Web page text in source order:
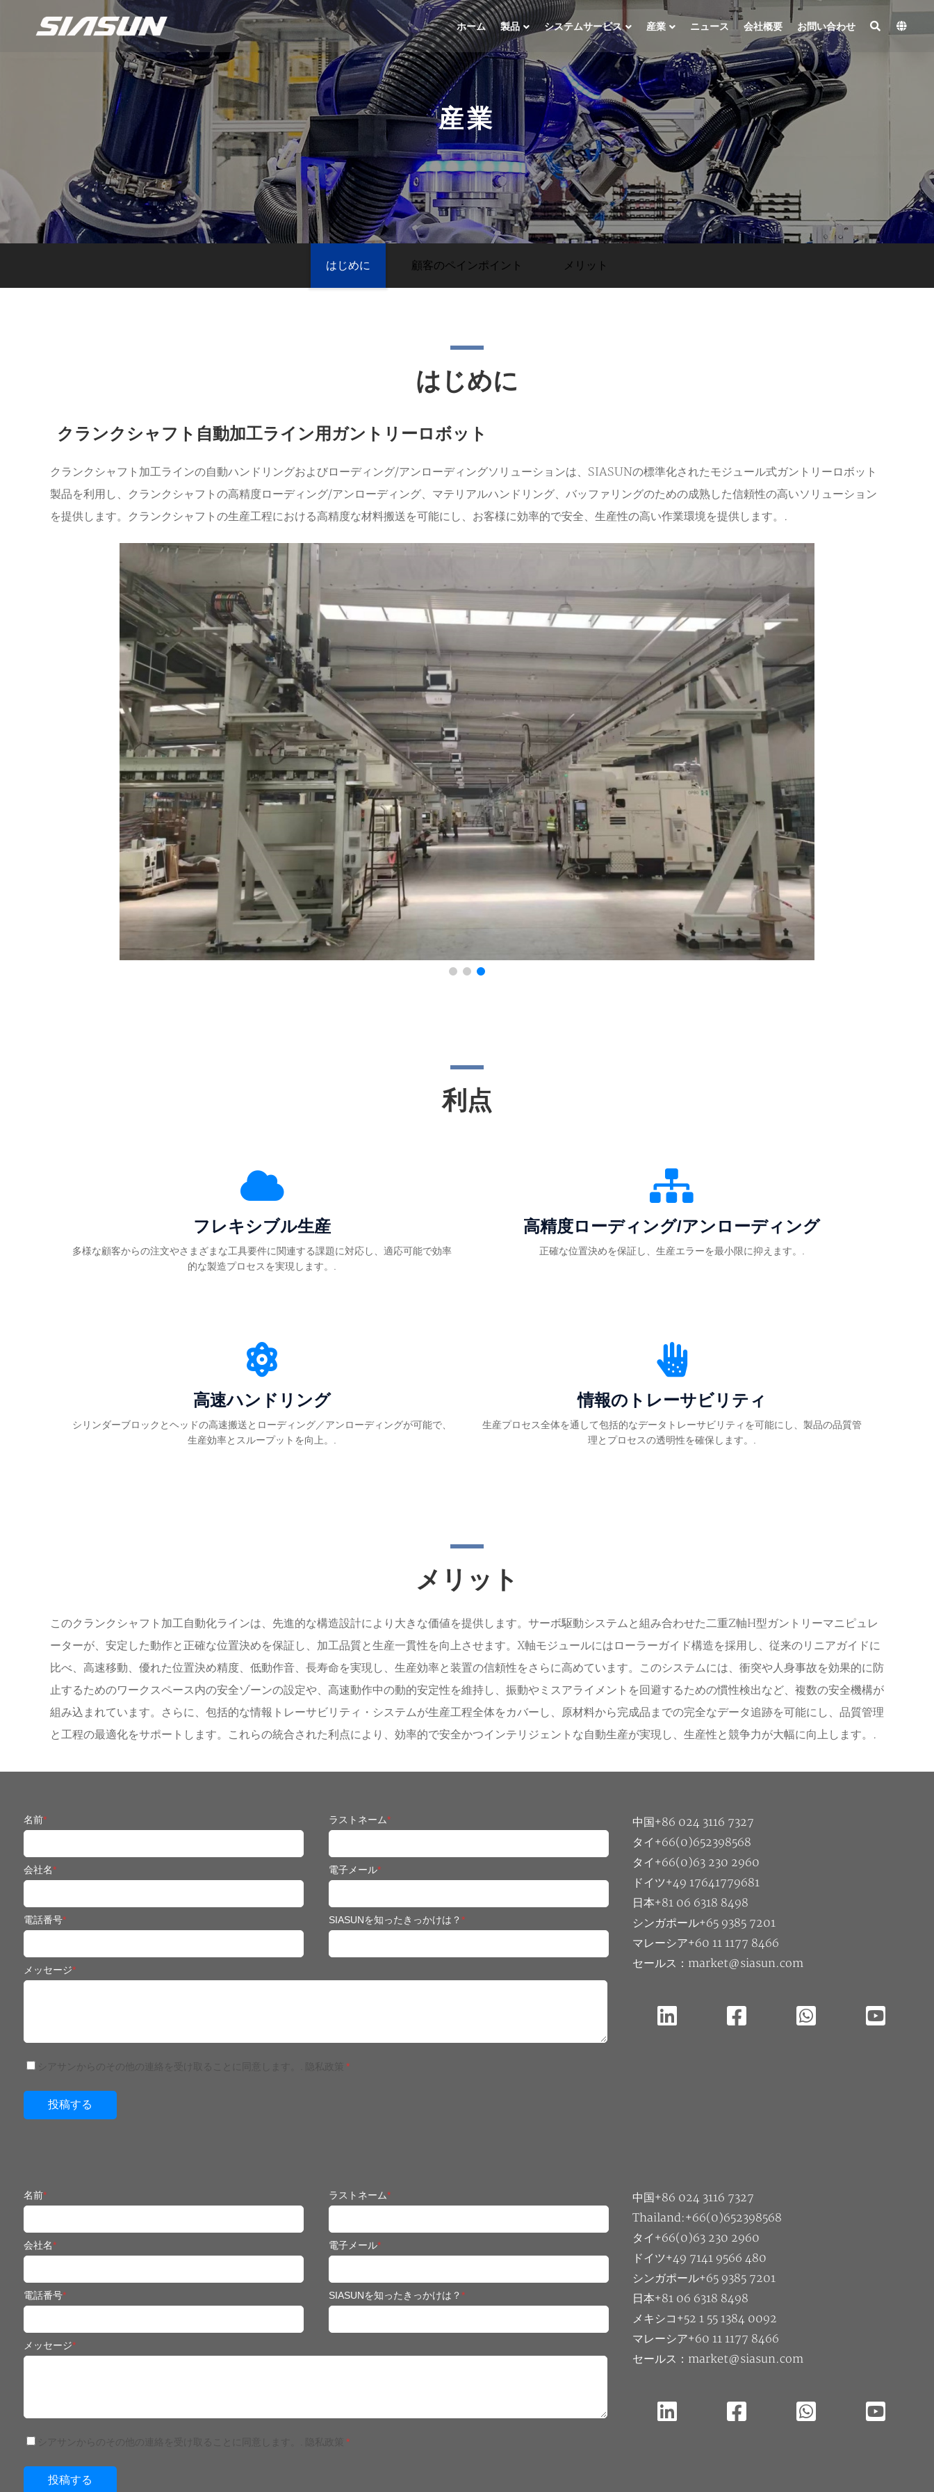
ホーム 製品 システムサービス 産業 ニュース 会社概要 お問い合わせ
産業
はじめに 顧客のペインポイント メリット
はじめに
クランクシャフト自動加工ライン用ガントリーロボット
クランクシャフト加工ラインの自動ハンドリングおよびローディング/アンローディングソリューションは、SIASUNの標準化されたモジュール式ガントリーロボット
製品を利用し、クランクシャフトの高精度ローディング/アンローディング、マテリアルハンドリング、バッファリングのための成熟した信頼性の高いソリューション
を提供します。クランクシャフトの生産工程における高精度な材料搬送を可能にし、お客様に効率的で安全、生産性の高い作業環境を提供します。.
利点
フレキシブル生産
多様な顧客からの注文やさまざまな工具要件に関連する課題に対応し、適応可能で効率
的な製造プロセスを実現します。.
高精度ローディング/アンローディング
正確な位置決めを保証し、生産エラーを最小限に抑えます。.
高速ハンドリング
シリンダーブロックとヘッドの高速搬送とローディング／アンローディングが可能で、
生産効率とスループットを向上。.
情報のトレーサビリティ
生産プロセス全体を通して包括的なデータトレーサビリティを可能にし、製品の品質管
理とプロセスの透明性を確保します。.
メリット
このクランクシャフト加工自動化ラインは、先進的な構造設計により大きな価値を提供します。サーボ駆動システムと組み合わせた二重Z軸H型ガントリーマニピュレ
ーターが、安定した動作と正確な位置決めを保証し、加工品質と生産一貫性を向上させます。X軸モジュールにはローラーガイド構造を採用し、従来のリニアガイドに
比べ、高速移動、優れた位置決め精度、低動作音、長寿命を実現し、生産効率と装置の信頼性をさらに高めています。このシステムには、衝突や人身事故を効果的に防
止するためのワークスペース内の安全ゾーンの設定や、高速動作中の動的安定性を維持し、振動やミスアライメントを回避するための慣性検出など、複数の安全機構が
組み込まれています。さらに、包括的な情報トレーサビリティ・システムが生産工程全体をカバーし、原材料から完成品までの完全なデータ追跡を可能にし、品質管理
と工程の最適化をサポートします。これらの統合された利点により、効率的で安全かつインテリジェントな自動生産が実現し、生産性と競争力が大幅に向上します。.
名前* ラストネーム*
会社名* 電子メール*
電話番号* SIASUNを知ったきっかけは？*
メッセージ*
*
中国+86 024 3116 7327
タイ+66(0)652398568
タイ+66(0)63 230 2960
ドイツ+49 17641779681
日本+81 06 6318 8498
シンガポール+65 9385 7201
マレーシア+60 11 1177 8466
セールス：market@siasun.com
名前* ラストネーム*
会社名* 電子メール*
電話番号* SIASUNを知ったきっかけは？*
メッセージ*
*
中国+86 024 3116 7327
Thailand:+66(0)652398568
タイ+66(0)63 230 2960
ドイツ+49 7141 9566 480
シンガポール+65 9385 7201
日本+81 06 6318 8498
メキシコ+52 1 55 1384 0092
マレーシア+60 11 1177 8466
セールス：market@siasun.com